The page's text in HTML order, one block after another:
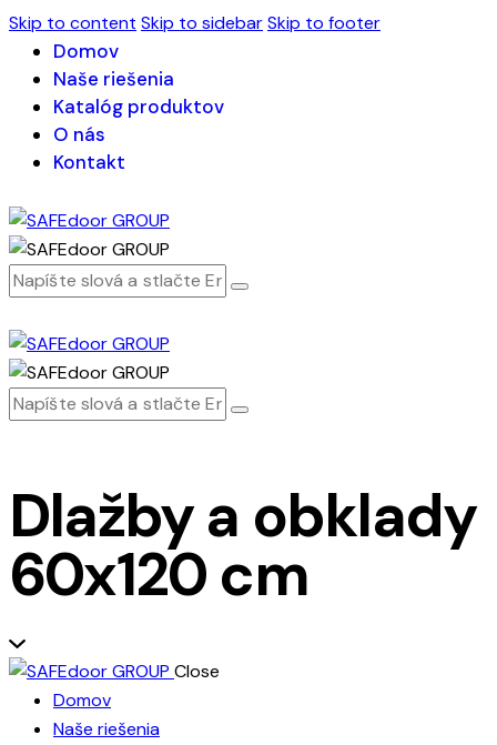
Skip to content Skip to sidebarSkip to footer
Domov
Naše riešenia
Katalóg produktov
O nás
Kontakt
Dlažby a obklady
60x120 cm
Close
Domov
Naše riešenia